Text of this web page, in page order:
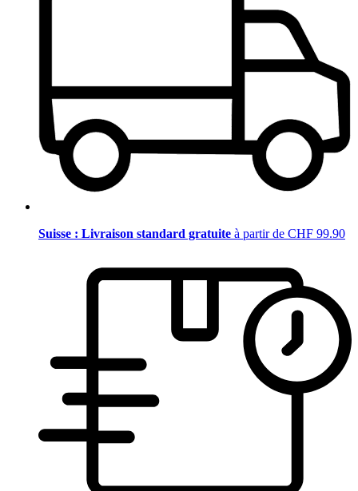
Suisse : Livraison standard gratuite à partir de CHF 99.90